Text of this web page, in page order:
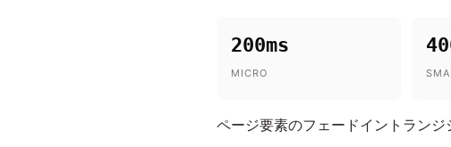
200ms
MICRO
ページ要素のフェードイントラン